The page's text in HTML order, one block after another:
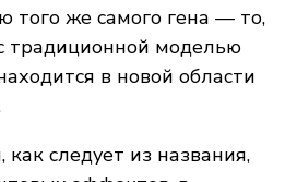
того же самого гена — то,
традиционной моделью
в новой области
как следует из названия,